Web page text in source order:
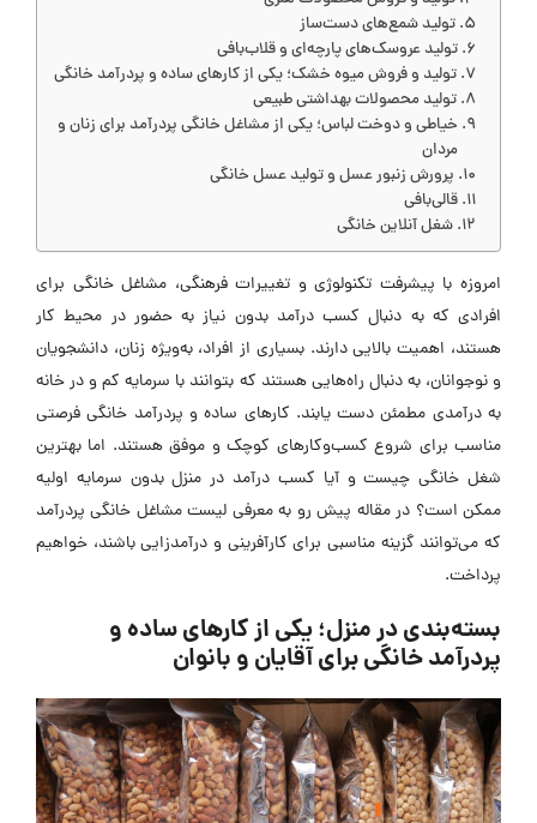
تولید شمع‌های دست‌ساز
تولید عروسک‌های پارچه‌ای و قلاب‌بافی
تولید و فروش میوه خشک؛ یکی از کارهای ساده و پردرآمد خانگی
تولید محصولات بهداشتی طبیعی
خیاطی و دوخت لباس؛ یکی از مشاغل خانگی پردرآمد برای زنان و
مردان
پرورش زنبور عسل و تولید عسل خانگی
قالی‌بافی
شغل آنلاین خانگی
امروزه با پیشرفت تکنولوژی و تغییرات فرهنگی، مشاغل خانگی برای
افرادی که به دنبال کسب درآمد بدون نیاز به حضور در محیط کار
هستند، اهمیت بالایی دارند. بسیاری از افراد، به‌ویژه زنان، دانشجویان
و نوجوانان، به دنبال راه‌هایی هستند که بتوانند با سرمایه کم و در خانه
به درآمدی مطمئن دست یابند. کارهای ساده و پردرآمد خانگی فرصتی
مناسب برای شروع کسب‌وکارهای کوچک و موفق هستند. اما بهترین
شغل خانگی چیست و آیا کسب درآمد در منزل بدون سرمایه اولیه
ممکن است؟ در مقاله پیش رو به معرفی لیست مشاغل خانگی پردرآمد
که می‌توانند گزینه مناسبی برای کارآفرینی و درآمدزایی باشند، خواهیم
پرداخت.
بسته‌بندی در منزل؛ یکی از کارهای ساده و
پردرآمد خانگی برای آقایان و بانوان